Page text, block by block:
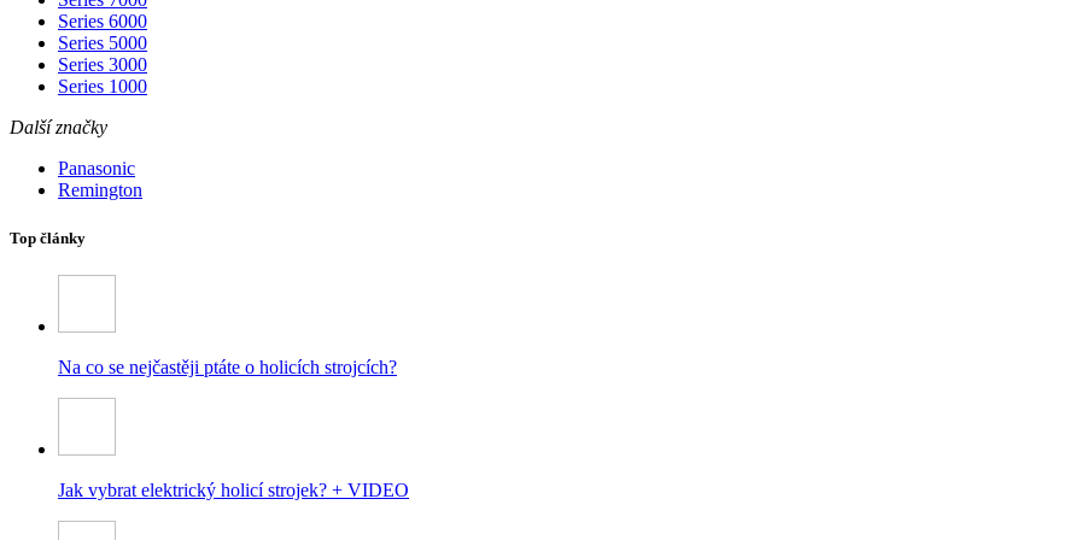
Series 6000
Series 5000
Series 3000
Series 1000
Další značky
Panasonic
Remington
Top články
Na co se nejčastěji ptáte o holicích strojcích?
Jak vybrat elektrický holicí strojek? + VIDEO